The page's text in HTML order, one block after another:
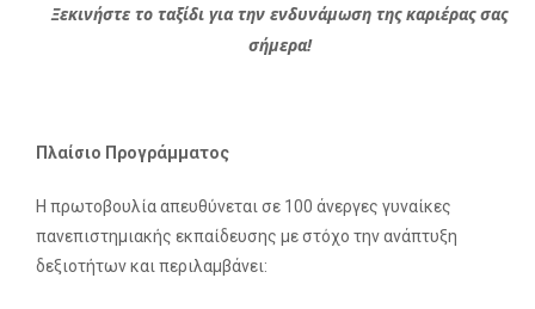
Ξεκινήστε το ταξίδι για την ενδυνάμωση της καριέρας σας
σήμερα!
Πλαίσιο Προγράμματος
Η πρωτοβουλία απευθύνεται σε 100 άνεργες γυναίκες
πανεπιστημιακής εκπαίδευσης με στόχο την ανάπτυξη
δεξιοτήτων και περιλαμβάνει: